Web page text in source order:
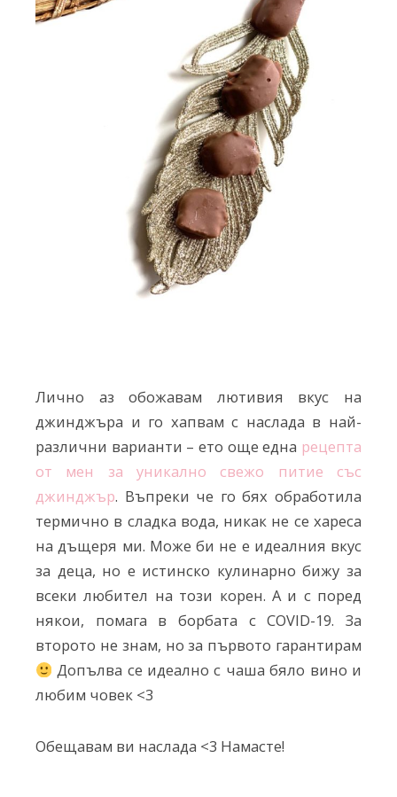
Лично аз обожавам лютивия вкус на
джинджъра и го хапвам с наслада в най-
различни варианти – ето още една рецепта
от мен за уникално свежо питие със
джинджър. Въпреки че го бях обработила
термично в сладка вода, никак не се хареса
на дъщеря ми. Може би не е идеалния вкус
за деца, но е истинско кулинарно бижу за
всеки любител на този корен. А и с поред
някои, помага в борбата с COVID-19. За
второто не знам, но за първото гарантирам
Допълва се идеално с чаша бяло вино и
любим човек <3
Обещавам ви наслада <3 Намасте!